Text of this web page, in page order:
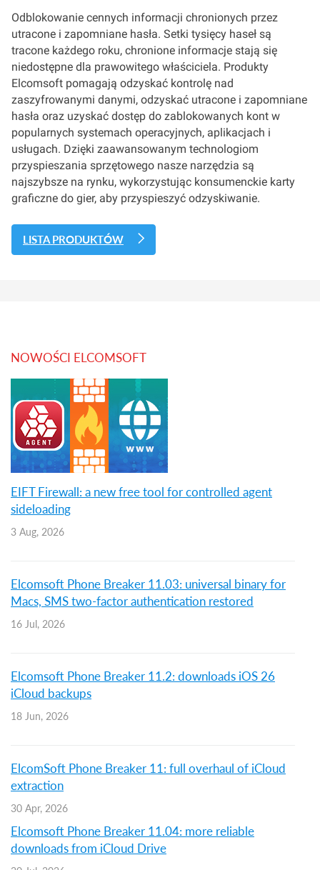
Odblokowanie cennych informacji chronionych przez
utracone i zapomniane hasła. Setki tysięcy haseł są
tracone każdego roku, chronione informacje stają się
niedostępne dla prawowitego właściciela. Produkty
Elcomsoft pomagają odzyskać kontrolę nad
zaszyfrowanymi danymi, odzyskać utracone i zapomniane
hasła oraz uzyskać dostęp do zablokowanych kont w
popularnych systemach operacyjnych, aplikacjach i
usługach. Dzięki zaawansowanym technologiom
przyspieszania sprzętowego nasze narzędzia są
najszybsze na rynku, wykorzystując konsumenckie karty
graficzne do gier, aby przyspieszyć odzyskiwanie.
LISTA PRODUKTÓW
NOWOŚCI ELCOMSOFT
EIFT Firewall: a new free tool for controlled agent
sideloading
3 Aug, 2026
Elcomsoft Phone Breaker 11.03: universal binary for
Macs, SMS two-factor authentication restored
16 Jul, 2026
Elcomsoft Phone Breaker 11.2: downloads iOS 26
iCloud backups
18 Jun, 2026
ElcomSoft Phone Breaker 11: full overhaul of iCloud
extraction
30 Apr, 2026
Elcomsoft Phone Breaker 11.04: more reliable
downloads from iCloud Drive